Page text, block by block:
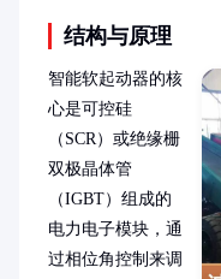
结构与原理
智能软起动器的核
心是可控硅
（SCR）或绝缘栅
双极晶体管
（IGBT）组成的
电力电子模块，通
过相位角控制来调